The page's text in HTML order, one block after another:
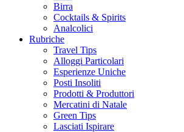
Birra
Cocktails & Spirits
Analcolici
Rubriche
Travel Tips
Alloggi Particolari
Esperienze Uniche
Posti Insoliti
Prodotti & Produttori
Mercatini di Natale
Green Tips
Lasciati Ispirare